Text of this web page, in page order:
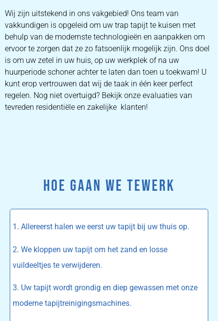
Wij zijn uitstekend in ons vakgebied! Ons team van
vakkundigen is opgeleid om uw trap tapijt te kuisen met
behulp van de modernste technologieën en aanpakken om
ervoor te zorgen dat ze zo fatsoenlijk mogelijk zijn. Ons doel
is om uw zetel in uw huis, op uw werkplek of na uw
huurperiode schoner achter te laten dan toen u toekwam! U
kunt erop vertrouwen dat wij de taak in één keer perfect
regelen. Nog niet overtuigd? Bekijk onze evaluaties van
tevreden residentiële en zakelijke klanten!
HOE GAAN WE TEWERK
1. Allereerst halen we eerst uw tapijt bij uw thuis op.
2. We kloppen uw tapijt om het zand en losse
vuildeeltjes te verwijderen.
3. Uw tapijt wordt grondig en diep gewassen met onze
moderne tapijtreinigingsmachines.